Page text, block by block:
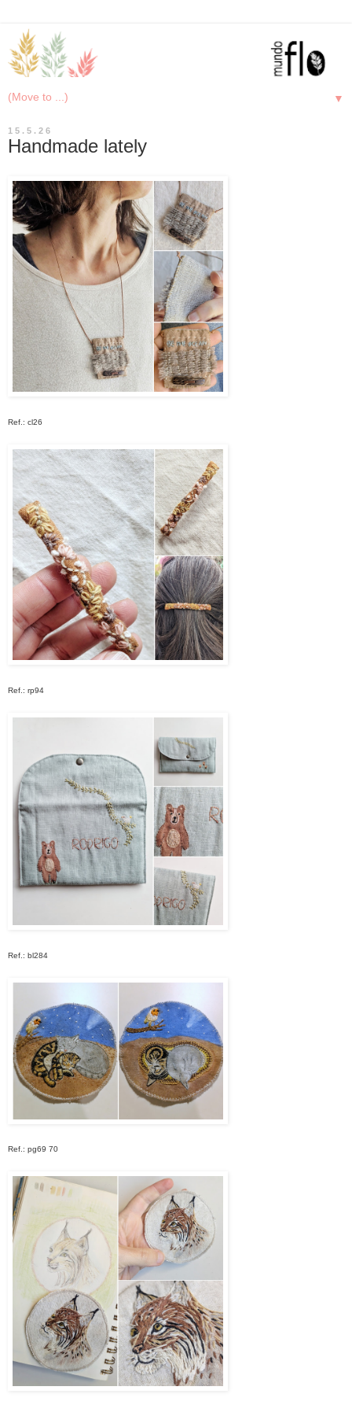
▼
15.5.26
Handmade lately
Ref.: cl26
Ref.: rp94
Ref.: bl284
Ref.: pg69 70